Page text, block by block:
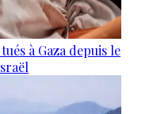
à Gaza depuis le